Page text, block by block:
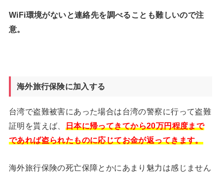
WiFi環境がないと連絡先を調べることも難しいので注
意。
海外旅行保険に加入する
台湾で盗難被害にあった場合は台湾の警察に行って盗難
証明を貰えば、 日本に帰ってきてから20万円程度まで
であれば盗られたものに応じてお金が返ってきます。
海外旅行保険の死亡保障とかにあまり魅力は感じません